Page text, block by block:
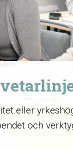
eller
och